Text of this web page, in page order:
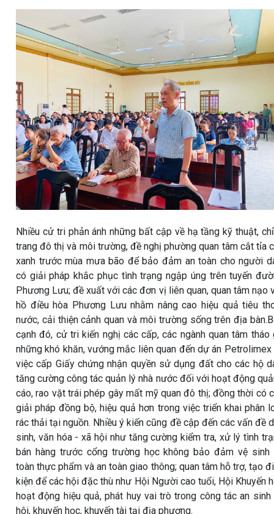
Nhiều cử tri phản ánh những bất cập về hạ tầng kỹ thuật,
trang đô thị và môi trường, đề nghị phường quan tâm cắt tỉa
xanh trước mùa mưa bão để bảo đảm an toàn cho người
có giải pháp khắc phục tình trạng ngập úng trên tuyến
Phương Lưu; đề xuất với các đơn vị liên quan, quan tâm nạo
hồ điều hòa Phương Lưu nhằm nâng cao hiệu quả tiêu
nước, cải thiện cảnh quan và môi trường sống trên địa
cạnh đó, cử tri kiến nghị các cấp, các ngành quan tâm tháo
những khó khăn, vướng mắc liên quan đến dự án Petrolimex
việc cấp Giấy chứng nhận quyền sử dụng đất cho các hộ
tăng cường công tác quản lý nhà nước đối với hoạt động
cáo, rao vặt trái phép gây mất mỹ quan đô thị; đồng thời có
giải pháp đồng bộ, hiệu quả hơn trong việc triển khai phân
rác thải tại nguồn. Nhiều ý kiến cũng đề cập đến các vấn đề
sinh, văn hóa - xã hội như tăng cường kiểm tra, xử lý tình
bán hàng trước cổng trường học không bảo đảm vệ sinh
toàn thực phẩm và an toàn giao thông; quan tâm hỗ trợ, tạo
kiện để các hội đặc thù như Hội Người cao tuổi, Hội Khuyến
hoạt động hiệu quả, phát huy vai trò trong công tác an sinh
hội, khuyến học, khuyến tài tại địa phương.